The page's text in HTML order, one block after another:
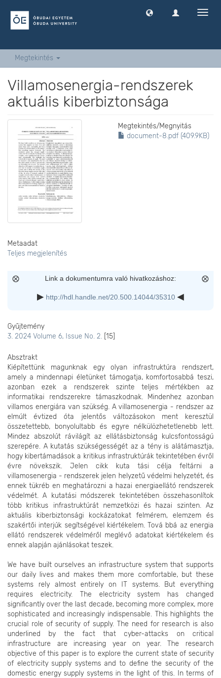
Megtekintés
Villamosenergia-rendszerek
aktuális kiberbiztonsága
Megtekintés/Megnyitás
document-8.pdf (409.9KB)
Metaadat
Teljes megjelenítés
Link a dokumentumra való hivatkozáshoz:
http://hdl.handle.net/20.500.14044/35310
Gyűjtemény
3. 2024 Volume 6, Issue No. 2. [15]
Absztrakt
Kiépítettünk magunknak egy olyan infrastruktúra rendszert,
amely a mindennapi életünket támogatja, komfortosabbá teszi,
azonban ezek a rendszerek szinte teljes mértékben az
informatikai rendszerekre támaszkodnak. Mindenhez azonban
villamos energiára van szükség. A villamosenergia - rendszer az
elmúlt évtized óta jelentős változásokon ment keresztül
összetettebb, bonyolultabb és egyre nélkülözhetetlenebb lett.
Mindez abszolút rávilágít az ellátásbiztonság kulcsfontosságú
szerepére. A kutatás szükségességét az a tény is alátámasztja,
hogy kibertámadások a kritikus infrastruktúrák tekintetében évről
évre növekszik. Jelen cikk kuta tási célja feltárni a
villamosenergia - rendszerek jelen helyzetű védelmi helyzetét, és
ennek tükréb en meghatározni a hazai energiaellátó rendszerek
védelmét. A kutatási módszerek tekintetében összehasonlítok
több kritikus infrastruktúrát nemzetközi és hazai szinten. Az
aktuális kiberbiztonsági kockázatokat felmérem, elemzem és
szakértői interjúk segítségével kiértékelem. Tová bbá az energia
ellátó rendszerek védelméről meglévő adatokat kiértékelem és
ennek alapján ajánlásokat teszek.
We have built ourselves an infrastructure system that supports
our daily lives and makes them more comfortable, but these
systems rely almost entirely on IT systems. But everything
requires electricity. The electricity system has changed
significantly over the last decade, becoming more complex, more
sophisticated and increasingly indispensable. This highlights the
crucial role of security of supply. The need for research is also
underlined by the fact that cyber-attacks on critical
infrastructure are increasing year on year. The research
objective of this paper is to explore the current state of security
of electricity supply systems and to define the security of the
domestic energy supply systems in the light of this. In terms of